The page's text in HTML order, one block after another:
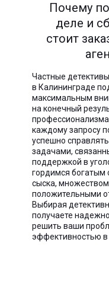
Почему
деле и
стоит
Частные
в Калининграде
максимальным
на конечный
профессионализма
каждому запросу
успешно
задачами,
поддержкой в
гордимся богатым
сыска,
положительными
Выбирая
получаете
решить ваши
эффективностью в